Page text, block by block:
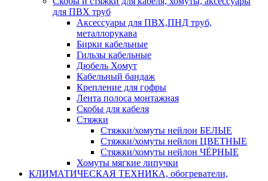
для ПВХ труб
Аксессуары для ПВХ,ПНД труб,
металлорукава
Бирки кабельные
Гильзы кабельные
Дюбель Хомут
Кабельный бандаж
Крепление для гофры
Лента полоса монтажная
Скобы для кабеля
Стяжки
Стяжки/хомуты нейлон БЕЛЫЕ
Стяжки/хомуты нейлон ЦВЕТНЫЕ
Стяжки/хомуты нейлон ЧЁРНЫЕ
Хомуты мягкие липучки
КЛИМАТИЧЕСКАЯ ТЕХНИКА, обогреватели,